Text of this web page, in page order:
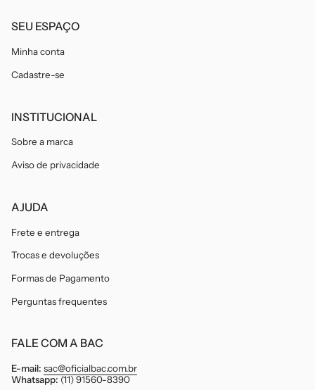
SEU ESPAÇO
Minha conta
Cadastre-se
INSTITUCIONAL
Sobre a marca
Aviso de privacidade
AJUDA
Frete e entrega
Trocas e devoluções
Formas de Pagamento
Perguntas frequentes
FALE COM A BAC
E-mail: sac@oficialbac.com.br
Whatsapp: (11) 91560-8390